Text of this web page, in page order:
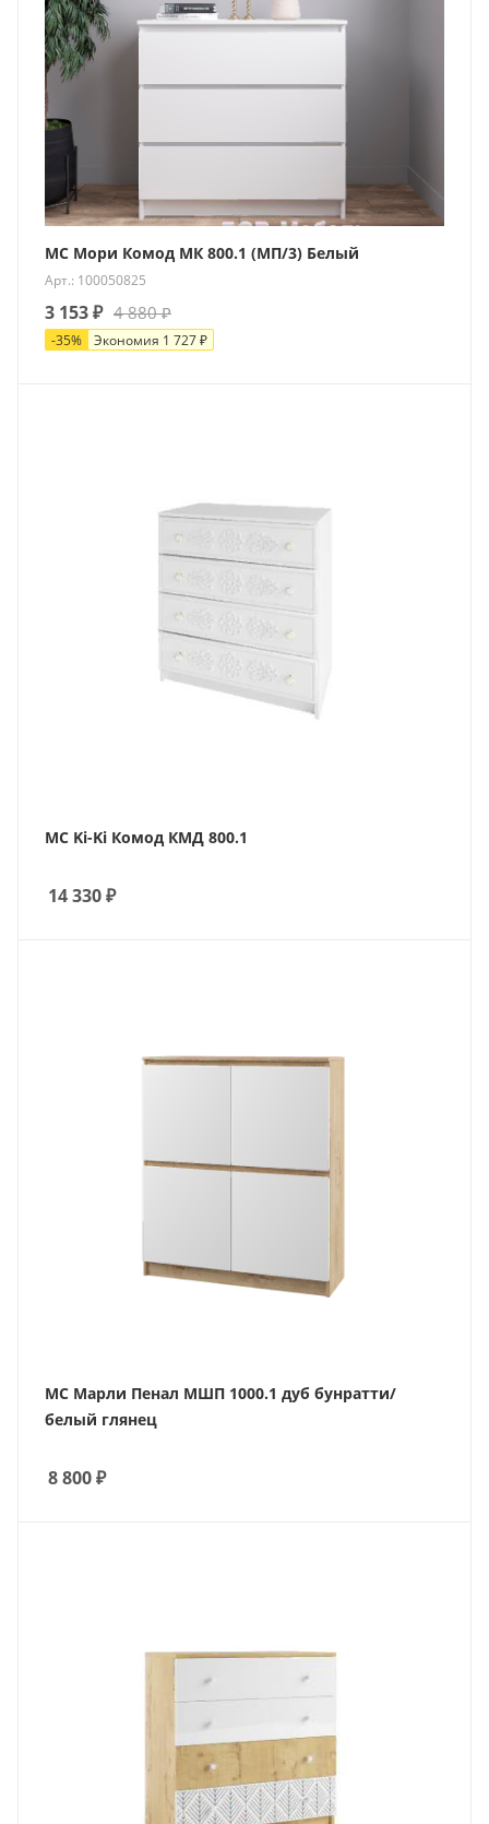
МС Мори Комод МК 800.1 (МП/3) Белый
Арт.: 100050825
3 153₽ 4 880₽
-35% Экономия 1 727₽
МС Ki-Ki Комод КМД 800.1
14 330₽
МС Марли Пенал МШП 1000.1 дуб бунратти/
белый глянец
8 800₽